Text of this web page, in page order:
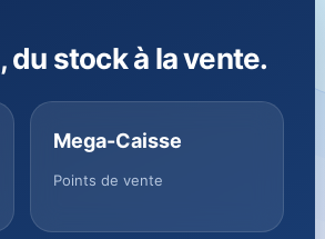
du stock à la vente.
Mega-Caisse
Points de vente